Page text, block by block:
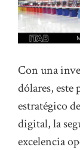
Con una
dólares,
estratégico
digital, la
excelencia